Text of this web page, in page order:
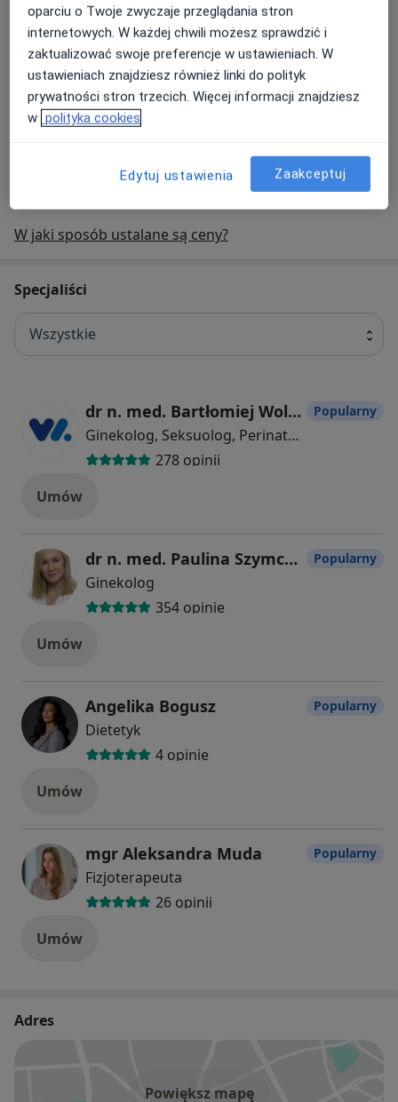
Konsultacja ginekologiczna
400 zł - 600 zł
Szczegółykonsultacja ginekologiczna
Umów
W jaki sposób ustalane są ceny?
Specjaliści
Wszystkie
dr n. med. Bartłomiej Wolski
Ginekolog, Seksuolog, Perinatolog
278 opinii
Popularny
Umów
dr n. med. Paulina Szymczak
Ginekolog
354 opinie
Popularny
Umów
Angelika Bogusz
Dietetyk
4 opinie
Popularny
Umów
mgr Aleksandra Muda
Fizjoterapeuta
26 opinii
Popularny
Umów
Adres
Powiększ mapę
oparciu o Twoje zwyczaje przeglądania stron
internetowych. W każdej chwili możesz sprawdzić i
zaktualizować swoje preferencje w ustawieniach. W
ustawieniach znajdziesz również linki do polityk
prywatności stron trzecich. Więcej informacji znajdziesz
w polityka cookies
Edytuj ustawienia Zaakceptuj